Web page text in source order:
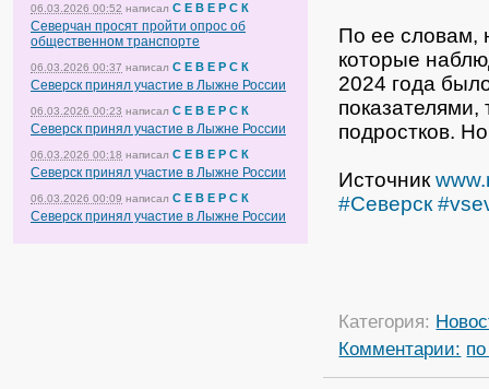
06.03.2026 00:52 написал С Е В Е Р С К
Северчан просят пройти опрос об
общественном транспорте
06.03.2026 00:37 написал С Е В Е Р С К
Северск принял участие в Лыжне России
06.03.2026 00:23 написал С Е В Е Р С К
Северск принял участие в Лыжне России
06.03.2026 00:18 написал С Е В Е Р С К
Северск принял участие в Лыжне России
06.03.2026 00:09 написал С Е В Е Р С К
Северск принял участие в Лыжне России
По ее словам,
которые
2024 года
подростков.
Источник
#Северск
Категория:
Комментарии: